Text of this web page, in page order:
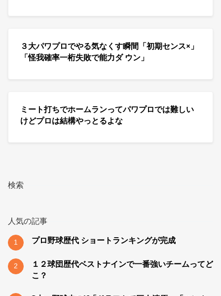
３大パワプロでやる気なくす瞬間「初期センス×」
「怪我確率一桁失敗で能力ダ ウン」
ミート打ちでホームランってパワプロでは難しい
けどプロは結構やっとるよな
検索
人気の記事
1 プロ野球歴代 ショートランキングが完成
2
１２球団歴代ベストナインで一番強いチームってど
こ？